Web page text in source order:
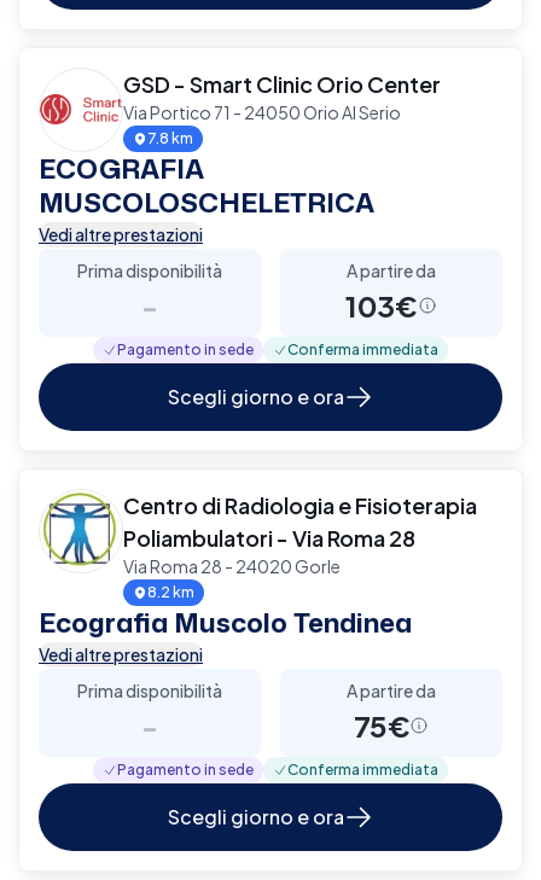
GSD - Smart Clinic Orio Center
Via Portico 71 - 24050 Orio Al Serio
7.8 km
ECOGRAFIA
MUSCOLOSCHELETRICA
Vedi altre prestazioni
Prima disponibilità
-
A partire da
103€
Pagamento in sede Conferma immediata
Scegli giorno e ora
Centro di Radiologia e Fisioterapia
Poliambulatori - Via Roma 28
Via Roma 28 - 24020 Gorle
8.2 km
Ecografia Muscolo Tendinea
Vedi altre prestazioni
Prima disponibilità
-
A partire da
75€
Pagamento in sede Conferma immediata
Scegli giorno e ora